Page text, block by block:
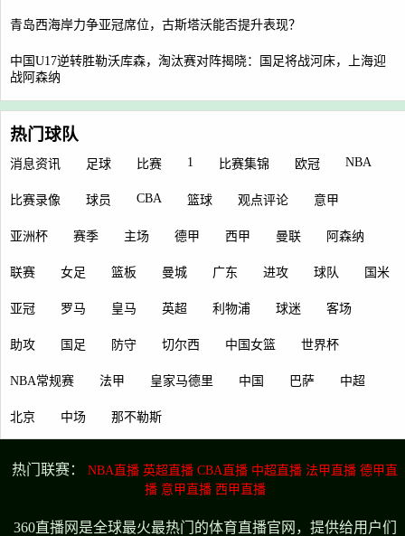
青岛西海岸力争亚冠席位，古斯塔沃能否提升表现？
中国U17逆转胜勒沃库森，淘汰赛对阵揭晓：国足将战河床，上海迎
战阿森纳
热门球队
消息资讯 足球 比赛 1 比赛集锦 欧冠 NBA
比赛录像 球员 CBA 篮球 观点评论 意甲
亚洲杯 赛季 主场 德甲 西甲 曼联 阿森纳
联赛 女足 篮板 曼城 广东 进攻 球队 国米
亚冠 罗马 皇马 英超 利物浦 球迷 客场
助攻 国足 防守 切尔西 中国女篮 世界杯
NBA常规赛 法甲 皇家马德里 中国 巴萨 中超
北京 中场 那不勒斯
热门联赛： NBA直播 英超直播 CBA直播 中超直播 法甲直播 德甲直
播 意甲直播 西甲直播
360直播网是全球最火最热门的体育直播官网，提供给用户们